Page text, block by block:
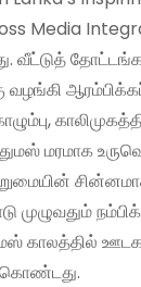
Media
வீட்டுத்
மரமாக
முழுவதும்
காலத்தில்